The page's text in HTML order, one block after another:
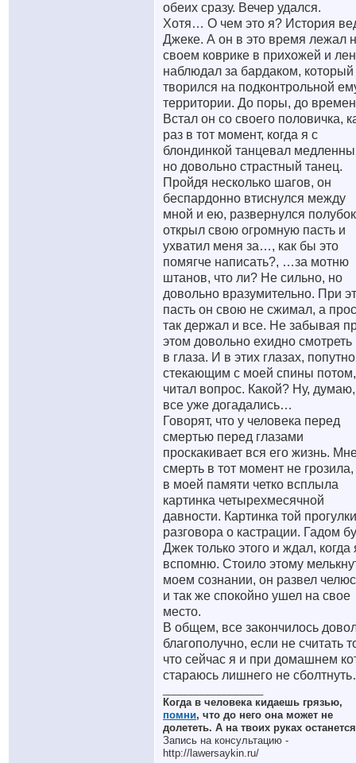
обеих сразу. Вечер удался.
Хотя… О чем это я? История
Джеке. А он в это время лежал
своем коврике в прихожей и
наблюдал за бардаком, который
творился на подконтрольной
территории. До поры, до
Встал он со своего половичка,
раз в тот момент, когда я с
блондинкой танцевал
но довольно страстный танец.
Пройдя несколько шагов, он
беспардонно втиснулся между
мной и ею, развернулся
открыл свою огромную пасть и
ухватил меня за…, как бы это
помягче написать?, …за мотню
штанов, что ли? Не сильно, но
довольно вразумительно. При
пасть он свою не сжимал, а
так держал и все. Не забывая
этом довольно ехидно
в глаза. И в этих глазах,
стекающим с моей спины
читал вопрос. Какой? Ну, думаю,
все уже догадались…
Говорят, что у человека перед
смертью перед глазами
проскакивает вся его жизнь.
смерть в тот момент не
в моей памяти четко всплыла
картинка четырехмесячной
давности. Картинка той
разговора о кастрации. Гадом
Джек только этого и ждал, когда
вспомню. Стоило этому
моем сознании, он развел
и так же спокойно ушел на свое
место.
В общем, все закончилось
благополучно, если не считать
что сейчас я и при домашнем
стараюсь лишнего не
Когда в человека кидаешь грязью,
помни, что до него она может не
долететь. А на твоих руках
Запись на консультацию -
http://lawersaykin.ru/